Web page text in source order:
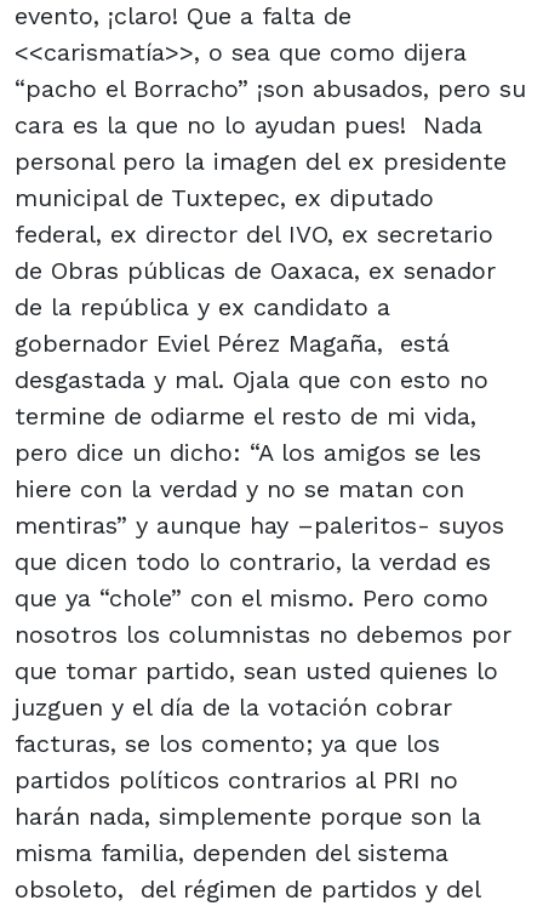
evento, ¡claro! Que a falta de
<<carismatía>>, o sea que como dijera
“pacho el Borracho” ¡son abusados, pero su
cara es la que no lo ayudan pues! Nada
personal pero la imagen del ex presidente
municipal de Tuxtepec, ex diputado
federal, ex director del IVO, ex secretario
de Obras públicas de Oaxaca, ex senador
de la república y ex candidato a
gobernador Eviel Pérez Magaña, está
desgastada y mal. Ojala que con esto no
termine de odiarme el resto de mi vida,
pero dice un dicho: “A los amigos se les
hiere con la verdad y no se matan con
mentiras” y aunque hay –paleritos- suyos
que dicen todo lo contrario, la verdad es
que ya “chole” con el mismo. Pero como
nosotros los columnistas no debemos por
que tomar partido, sean usted quienes lo
juzguen y el día de la votación cobrar
facturas, se los comento; ya que los
partidos políticos contrarios al PRI no
harán nada, simplemente porque son la
misma familia, dependen del sistema
obsoleto, del régimen de partidos y del